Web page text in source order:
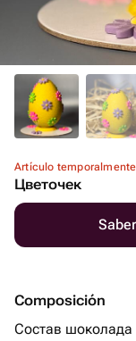
Artículo
Цветочек
Composición
Состав шоколада